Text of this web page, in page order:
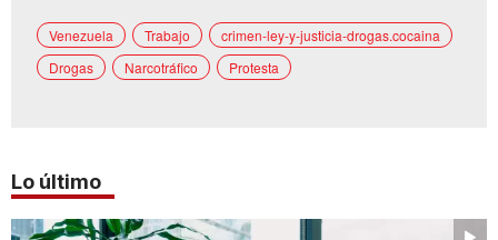
Venezuela Trabajo
crimen-ley-y-justicia-drogas.cocaina
Drogas
Narcotráfico Protesta
Lo último